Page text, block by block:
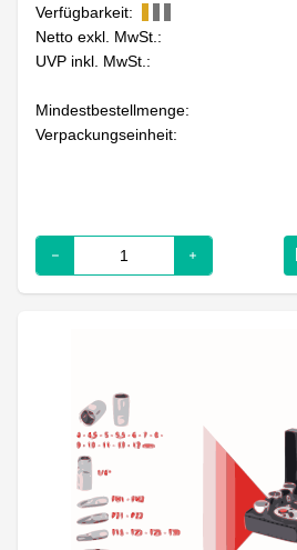
Verfügbarkeit:
Netto exkl. MwSt.:
UVP inkl. MwSt.:
Mindestbestellmenge:
Verpackungseinheit: